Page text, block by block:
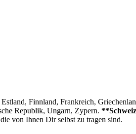
Finnland, Frankreich,
Republik, Ungarn, Zypern.
von Ihnen Dir selbst zu tragen sind.